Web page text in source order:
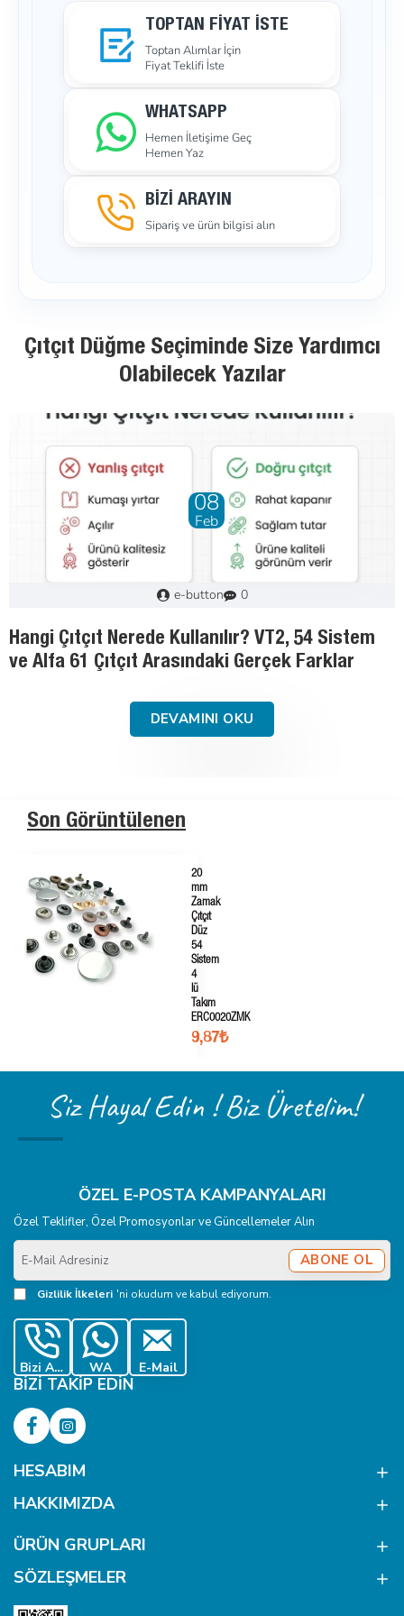
TOPTAN FIYAT İSTE
Toptan Alımlar İçin
Fiyat Teklifi İste
WHATSAPP
Hemen İletişime Geç
Hemen Yaz
BİZİ ARAYIN
Sipariş ve ürün bilgisi alın
Çıtçıt Düğme Seçiminde Size Yardımcı
Olabilecek Yazılar
01
May
Murat 3
Tekstil Aksesuarlarında Malzeme Rehberi:
Pirinç, Paslanmaz Çelik ve Saç Demir
DEVAMINI OKU
Son Görüntülenen
20
mm
Zamak
Çıtçıt
Düz
54
Sistem
4
lü
Takım
ERC0020ZMK
9,87₺
Siz Hayal Edin ! Biz Üretelim!
ÖZEL E-POSTA KAMPANYALARI
Özel Teklifler, Özel Promosyonlar ve Güncellemeler Alın
E-
Mail
Adresiniz
ABONE OL
Gizlilik İlkeleri 'ni okudum ve kabul ediyorum.
Bizi Ara WA E-Mail
BIZI TAKIP EDIN
HESABIM
HAKKIMIZDA
ÜRÜN GRUPLARI
SÖZLEŞMELER